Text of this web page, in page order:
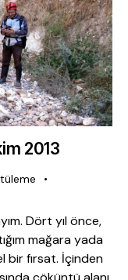
2013
Dört yıl önce,
mağara yada
bir fırsat. İçinden